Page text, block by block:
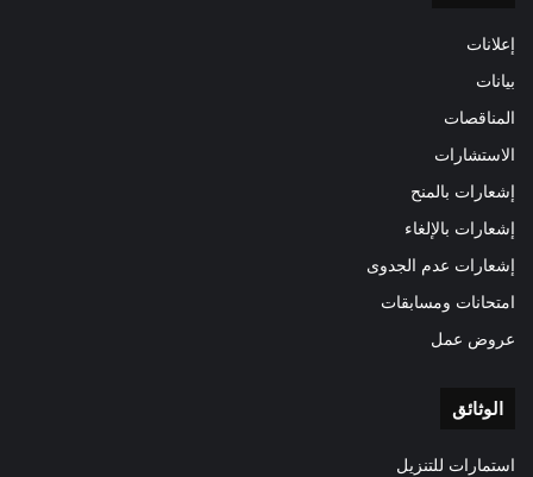
إعلانات
بيانات
المناقصات
الاستشارات
إشعارات بالمنح
إشعارات بالإلغاء
إشعارات عدم الجدوى
امتحانات ومسابقات
عروض عمل
الوثائق
استمارات للتنزيل